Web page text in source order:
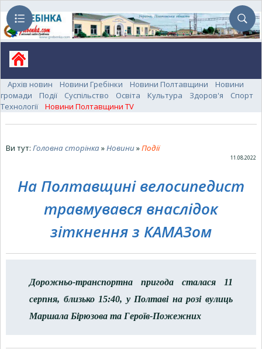
Архів новин Новини Гребінки Новини Полтавщини
Новини
громади
Події Суспільство Освіта Культура Здоров'я
Спорт
Технології
Новини Полтавщини TV
Ви тут: Головна сторінка» Новини»Події
11.08.2022
На Полтавщині велосипедист
травмувався внаслідок
зіткнення з КАМАЗом
Дорожньо-транспортна пригода сталася 11
серпня, близько 15:40, у Полтаві на розі вулиць
Маршала Бірюзова та Героїв-Пожежних